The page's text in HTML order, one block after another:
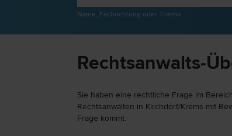
Name, Fachrichtung oder Thema
Rechtsanwalts-
Sie haben eine rechtliche Frage im
Rechtsanwälten in Kirchdorf/Krems mit
Frage kommt.